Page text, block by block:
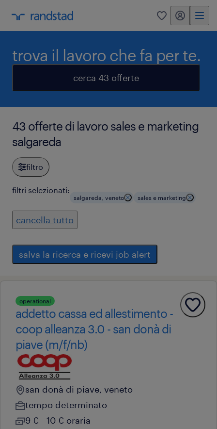
0 my randstad
trova il lavoro che fa per te.
cerca 43 offerte
43 offerte di lavoro sales e marketing
salgareda
filtro
filtri selezionati:
salgareda, veneto sales e marketing
cancella tutto
salva la ricerca e ricevi job alert
operational
addetto cassa ed allestimento -
coop alleanza 3.0 - san donà di
piave (m/f/nb)
san donà di piave, veneto
tempo determinato
9 € - 10 € oraria